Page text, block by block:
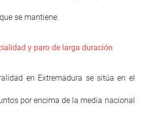
se mantiene.
y paro de larga duración
en Extremadura se sitúa en el
por encima de la media nacional